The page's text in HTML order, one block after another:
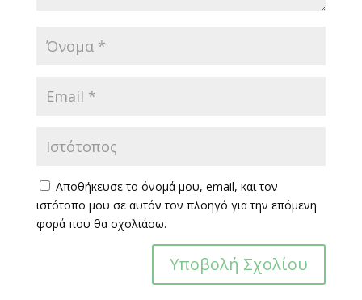
Αποθήκευσε το όνομά μου, email, και τον
ιστότοπο μου σε αυτόν τον πλοηγό για την επόμενη
φορά που θα σχολιάσω.